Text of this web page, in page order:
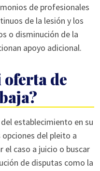
de profesionales
de la lesión y los
o disminución de la
apoyo adicional.
oferta de
establecimiento en su
del pleito a
el caso a juicio o buscar
de disputas como la